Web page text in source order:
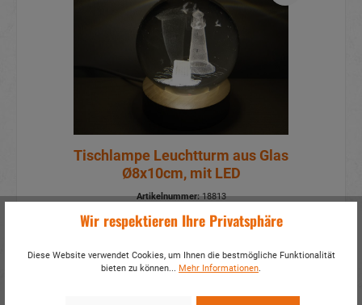
Tischlampe Leuchtturm aus Glas
Ø8x10cm, mit LED
Artikelnummer:18813
Mehr Infos?Hier anmelden
Details
Wir respektieren Ihre Privatsphäre
Diese Website verwendet Cookies, um Ihnen die bestmögliche Funktionalität
bieten zu können... Mehr Informationen.